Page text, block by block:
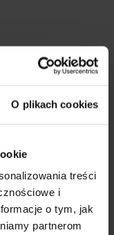
O plikach cookies
treści
i
o tym, jak
partnerom